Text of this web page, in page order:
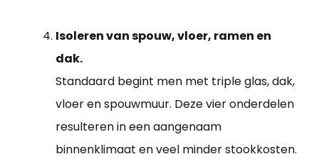
Isoleren van spouw, vloer, ramen en
dak.
Standaard begint men met triple glas, dak,
vloer en spouwmuur. Deze vier onderdelen
resulteren in een aangenaam
binnenklimaat en veel minder stookkosten.